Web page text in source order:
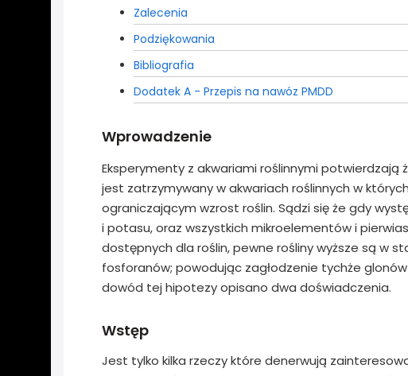
Zalecenia
Podziękowania
Bibliografia
Dodatek A - Przepis na nawóz PMDD
Wprowadzenie
Eksperymenty z akwariami roślinnymi
jest zatrzymywany w akwariach roślinnych w
ograniczającym wzrost roślin. Sądzi się że gdy
i potasu, oraz wszystkich mikroelementów i
dostępnych dla roślin, pewne rośliny wyższe są w
fosforanów; powodując zagłodzenie tychże
dowód tej hipotezy opisano dwa doświadczenia.
Wstęp
Jest tylko kilka rzeczy które denerwują